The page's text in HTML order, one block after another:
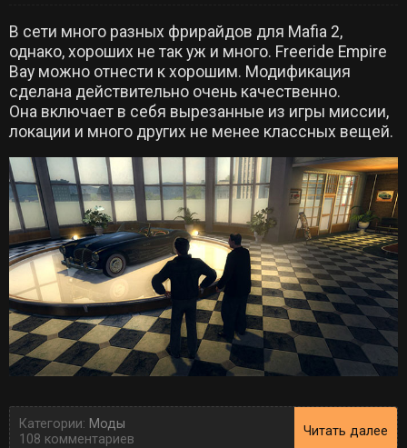
В сети много разных фрирайдов для Mafia 2,
однако, хороших не так уж и много. Freeride Empire
Bay можно отнести к хорошим. Модификация
сделана действительно очень качественно.
Она включает в себя вырезанные из игры миссии,
локации и много других не менее классных вещей.
Категории: Моды
108 комментариев
Читать далее